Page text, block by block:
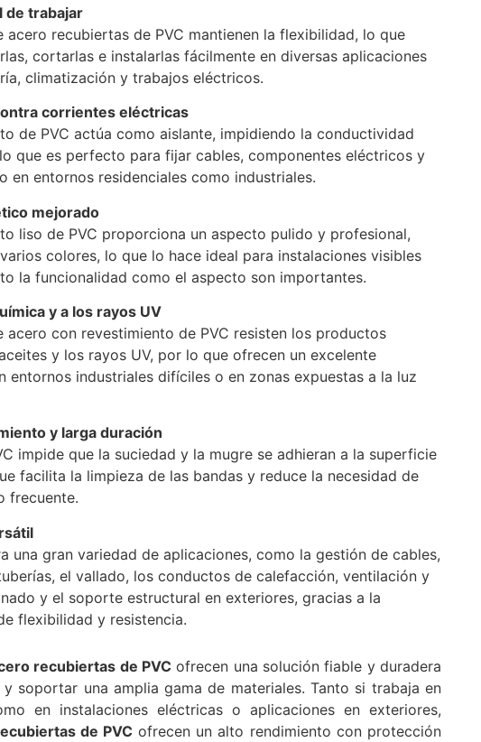
de trabajar
acero recubiertas de PVC mantienen la flexibilidad, lo que
cortarlas e instalarlas fácilmente en diversas aplicaciones
climatización y trabajos eléctricos.
corrientes eléctricas
de PVC actúa como aislante, impidiendo la conductividad
que es perfecto para fijar cables, componentes eléctricos y
en entornos residenciales como industriales.
mejorado
liso de PVC proporciona un aspecto pulido y profesional,
colores, lo que lo hace ideal para instalaciones visibles
la funcionalidad como el aspecto son importantes.
y a los rayos UV
acero con revestimiento de PVC resisten los productos
y los rayos UV, por lo que ofrecen un excelente
entornos industriales difíciles o en zonas expuestas a la luz
y larga duración
impide que la suciedad y la mugre se adhieran a la superficie
facilita la limpieza de las bandas y reduce la necesidad de
frecuente.
una gran variedad de aplicaciones, como la gestión de cables,
el vallado, los conductos de calefacción, ventilación y
y el soporte estructural en exteriores, gracias a la
flexibilidad y resistencia.
recubiertas de PVC ofrecen una solución fiable y duradera
y soportar una amplia gama de materiales. Tanto si trabaja en
en instalaciones eléctricas o aplicaciones en exteriores,
de PVC ofrecen un alto rendimiento con protección